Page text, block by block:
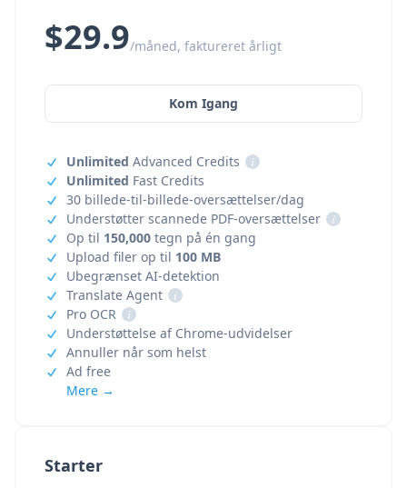
Starter
$29.9/måned, faktureret årligt
Kom Igang
Unlimited Advanced Credits
i
Unlimited Fast Credits
30 billede-til-billede-oversættelser/dag
Understøtter scannede PDF-oversættelser
i
Op til 150,000 tegn på én gang
Upload filer op til 100 MB
Ubegrænset AI-detektion
Translate Agent
i
Pro OCR
i
Understøttelse af Chrome-udvidelser
Annuller når som helst
Ad free
Mere →